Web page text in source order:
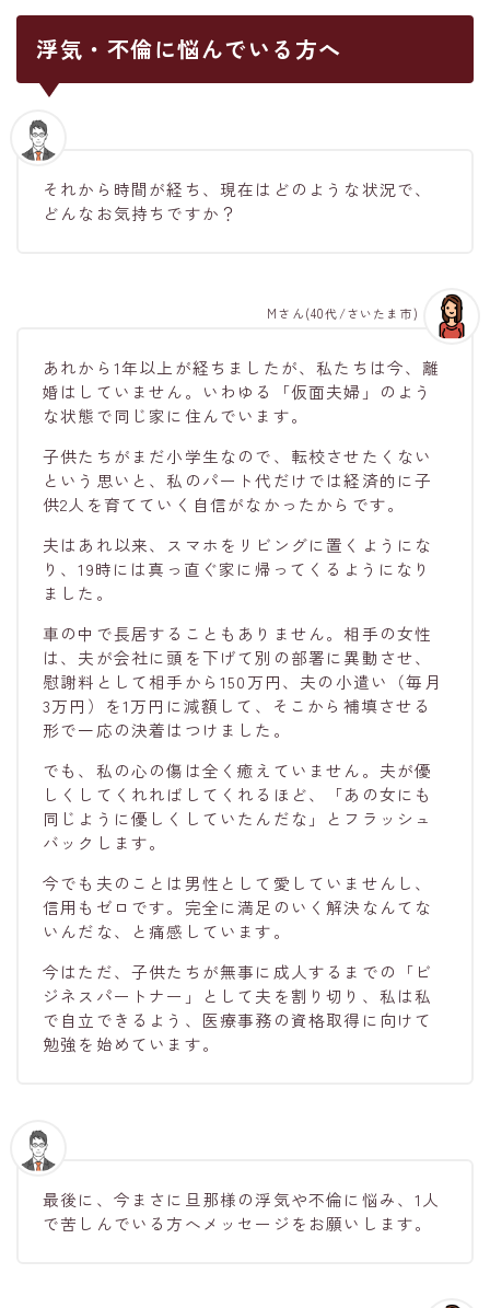
浮気・不倫に悩んでいる方へ
それから時間が経ち、現在はどのような状況で、
どんなお気持ちですか？
あれから1年以上が経ちましたが、私たちは今、離
婚はしていません。いわゆる「仮面夫婦」のよう
な状態で同じ家に住んでいます。
子供たちがまだ小学生なので、転校させたくない
という思いと、私のパート代だけでは経済的に子
供2人を育てていく自信がなかったからです。
夫はあれ以来、スマホをリビングに置くようにな
り、19時には真っ直ぐ家に帰ってくるようになり
ました。
車の中で長居することもありません。相手の女性
は、夫が会社に頭を下げて別の部署に異動させ、
慰謝料として相手から150万円、夫の小遣い（毎月
3万円）を1万円に減額して、そこから補填させる
形で一応の決着はつけました。
でも、私の心の傷は全く癒えていません。夫が優
しくしてくれればしてくれるほど、「あの女にも
同じように優しくしていたんだな」とフラッシュ
バックします。
今でも夫のことは男性として愛していませんし、
信用もゼロです。完全に満足のいく解決なんてな
いんだな、と痛感しています。
今はただ、子供たちが無事に成人するまでの「ビ
ジネスパートナー」として夫を割り切り、私は私
で自立できるよう、医療事務の資格取得に向けて
勉強を始めています。
Mさん(40代/さいたま市)
最後に、今まさに旦那様の浮気や不倫に悩み、1人
で苦しんでいる方へメッセージをお願いします。